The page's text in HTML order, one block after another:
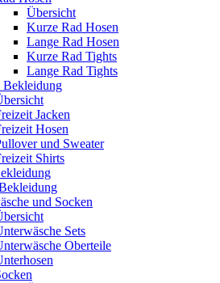
Übersicht
Kurze Rad Hosen
Lange Rad Hosen
Kurze Rad Tights
Lange Rad Tights
Bekleidung
Jacken
Hosen
und Sweater
Shirts
und Socken
Sets
Oberteile